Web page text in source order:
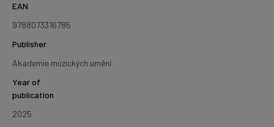
EAN
9788073316785
Publisher
Akademie múzických umění
Year of
publication
2025